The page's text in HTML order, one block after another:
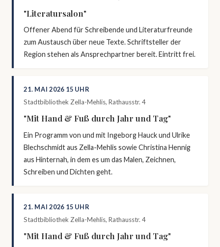
"Literatursalon"
Offener Abend für Schreibende und Literaturfreunde
zum Austausch über neue Texte. Schriftsteller der
Region stehen als Ansprechpartner bereit. Eintritt frei.
21. MAI 2026 15 UHR
Stadtbibliothek Zella-Mehlis, Rathausstr. 4
"Mit Hand & Fuß durch Jahr und Tag"
Ein Programm von und mit Ingeborg Hauck und Ulrike
Blechschmidt aus Zella-Mehlis sowie Christina Hennig
aus Hinternah, in dem es um das Malen, Zeichnen,
Schreiben und Dichten geht.
21. MAI 2026 15 UHR
Stadtbibliothek Zella-Mehlis, Rathausstr. 4
"Mit Hand & Fuß durch Jahr und Tag"